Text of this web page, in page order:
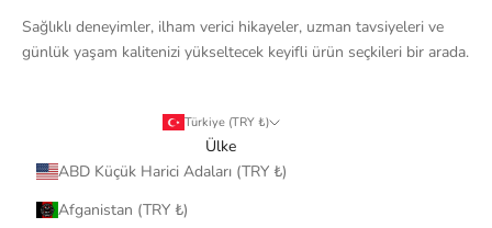
Sağlıklı deneyimler, ilham verici hikayeler, uzman tavsiyeleri ve
günlük yaşam kalitenizi yükseltecek keyifli ürün seçkileri bir arada.
Türkiye (TRY ₺)
Ülke
ABD Küçük Harici Adaları (TRY ₺)
Afganistan (TRY ₺)